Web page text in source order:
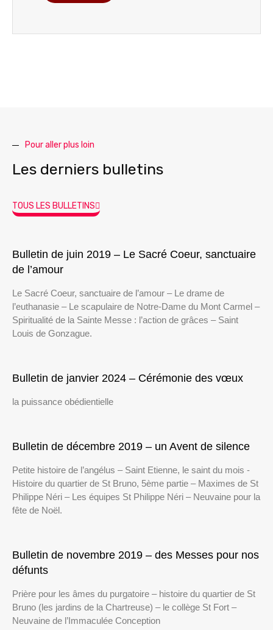
Pour aller plus loin
Les derniers bulletins
TOUS LES BULLETINS
Bulletin de juin 2019 – Le Sacré Coeur, sanctuaire
de l’amour
Le Sacré Coeur, sanctuaire de l’amour – Le drame de
l’euthanasie – Le scapulaire de Notre-Dame du Mont Carmel –
Spiritualité de la Sainte Messe : l’action de grâces – Saint
Louis de Gonzague.
Bulletin de janvier 2024 – Cérémonie des vœux
la puissance obédientielle
Bulletin de décembre 2019 – un Avent de silence
Petite histoire de l’angélus – Saint Etienne, le saint du mois -
Histoire du quartier de St Bruno, 5ème partie – Maximes de St
Philippe Néri – Les équipes St Philippe Néri – Neuvaine pour la
fête de Noël.
Bulletin de novembre 2019 – des Messes pour nos
défunts
Prière pour les âmes du purgatoire – histoire du quartier de St
Bruno (les jardins de la Chartreuse) – le collège St Fort –
Neuvaine de l’Immaculée Conception